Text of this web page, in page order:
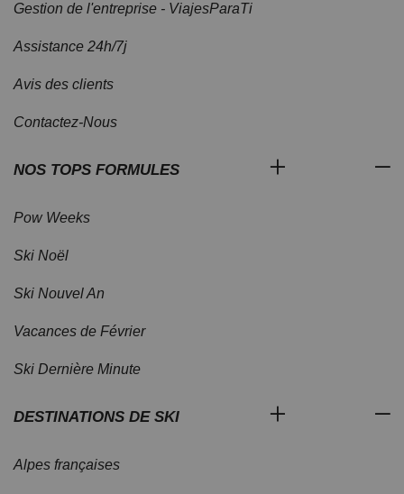
Gestion de l'entreprise - ViajesParaTi
Assistance 24h/7j
Avis des clients
Contactez-Nous
NOS TOPS FORMULES
Pow Weeks
Ski Noël
Ski Nouvel An
Vacances de Février
Ski Dernière Minute
DESTINATIONS DE SKI
Alpes françaises